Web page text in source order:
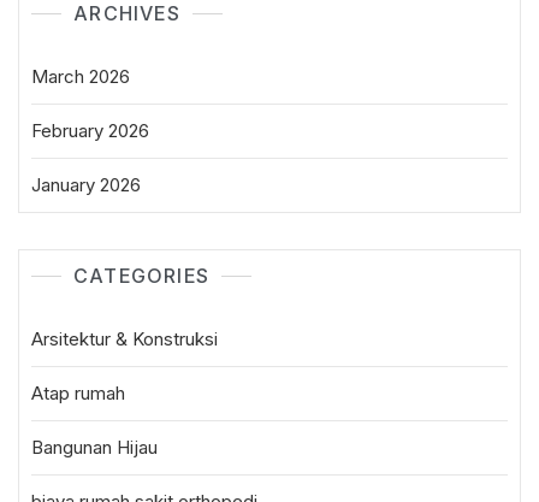
ARCHIVES
March 2026
February 2026
January 2026
CATEGORIES
Arsitektur & Konstruksi
Atap rumah
Bangunan Hijau